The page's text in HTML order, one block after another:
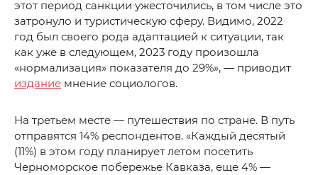
этот период санкции ужесточились, в том числе это
затронуло и туристическую сферу. Видимо, 2022
год был своего рода адаптацией к ситуации, так
как уже в следующем, 2023 году произошла
«нормализация» показателя до 29%», — приводит
издание мнение социологов.
На третьем месте — путешествия по стране. В путь
отправятся 14% респондентов. «Каждый десятый
(11%) в этом году планирует летом посетить
Черноморское побережье Кавказа, еще 4% —